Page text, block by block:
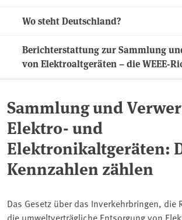
Wo steht Deutschland?
Berichterstattung zur Sammlung
von Elektroaltgeräten – die WEEE-
Sammlung und
Elektro- und
Elektronikaltgeräten:
Kennzahlen zählen
Das Gesetz über das Inverkehrbringen, die
die umweltverträgliche Entsorgung von